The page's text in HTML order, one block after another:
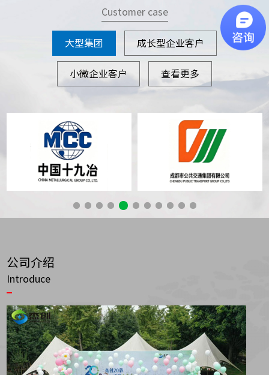
Customer case
大型集团 成长型企业客户
小微企业客户 查看更多
公司介绍
Introduce